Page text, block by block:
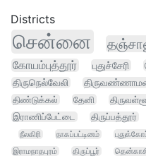
Districts
சென்னை
கோயம்புத்தூர்
புதுச்சேரி
திருநெல்வேலி
திண்டுக்கல்
தேனி
இராணிப்பேட்டை
திருப்பத்தூர்
நீலகிரி
நாகப்பட்டினம்
இராமநாதபுரம்
திருப்பூர்